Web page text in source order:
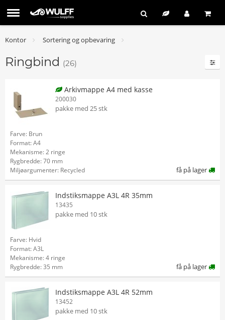
Kontor Sortering og opbevaring
Ringbind (26)
Arkivmappe A4 med kasse
200030
pakke med 25 stk
Farve: Brun
Format: A4
Mekanisme: 2 ringe
Rygbredde: 70 mm
Miljøargumenter: Recycled
få på lager
Indstiksmappe A3L 4R 35mm
13435
pakke med 10 stk
Farve: Hvid
Format: A3L
Mekanisme: 4 ringe
Rygbredde: 35 mm
få på lager
Indstiksmappe A3L 4R 52mm
13452
pakke med 10 stk